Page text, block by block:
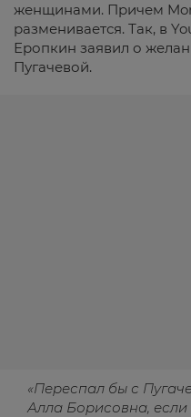
женщинами. Причем
разменивается. Так, в
Еропкин заявил о
Пугачевой.
«Переспал бы с
Алла Борисовна,